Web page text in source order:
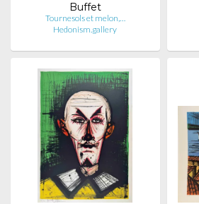
Buffet
Tournesols et melon,…
Hedonism.gallery